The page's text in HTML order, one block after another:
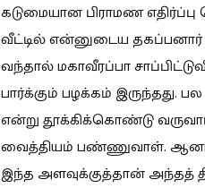
கடுமையான பிராமண
வீட்டில் என்னுடைய
வந்தால் மகாவீரப்பா
பார்க்கும் பழக்கம் இருந்தது.
என்று தூக்கிக்கொண்டு
வைத்தியம் பண்ணுவாள்.
இந்த அளவுக்குத்தான் அந்தத்